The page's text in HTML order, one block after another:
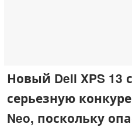
Новый Dell XPS 13
серьезную
Neo, поскольку